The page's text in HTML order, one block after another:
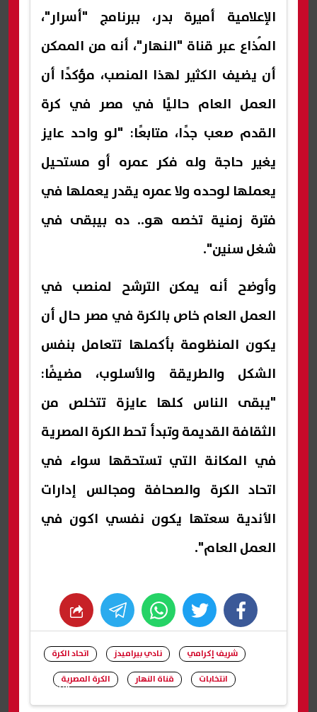
الإعلامية أميرة بدر، ببرنامج "أسرار"،
المُذاع عبر قناة "النهار"، أنه من الممكن
أن يضيف الكثير لهذا المنصب، مؤكدًا أن
العمل العام حاليًا في مصر في كرة
القدم صعب جدًا، متابعًا: "لو واحد عايز
يغير حاجة وله فكر عمره أو مستحيل
يعملها لوحده ولا عمره يقدر يعملها في
فترة زمنية تخصه هو.. ده بيبقى في
شغل سنين".
وأوضح أنه يمكن الترشح لمنصب في
العمل العام خاص بالكرة في مصر حال أن
يكون المنظومة بأكملها تتعامل بنفس
الشكل والطريقة والأسلوب، مضيفًا:
"يبقى الناس كلها عايزة تتخلص من
الثقافة القديمة وتبدأ تحط الكرة المصرية
في المكانة التي تستحقها سواء في
اتحاد الكرة والصحافة ومجالس إدارات
الأندية سعتها يكون نفسي اكون في
العمل العام".
facebook
twitter
whats
شارك
شريف إكرامي نادي بيراميدز
اتحاد الكرة
انتخابات
قناة النهار الكرة المصرية